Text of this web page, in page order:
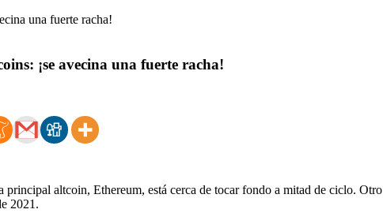
¡se avecina una fuerte racha!
principal altcoin, Ethereum, está cerca de tocar fondo a mitad de ciclo.
2021.